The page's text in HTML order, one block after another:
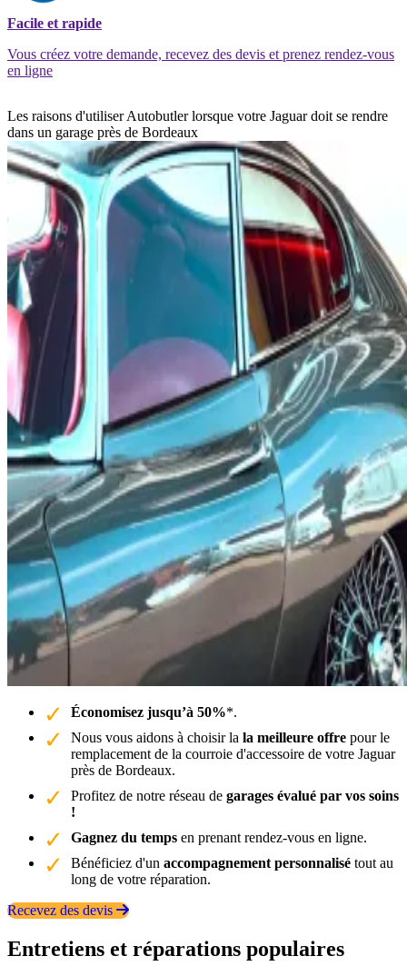
Facile et rapide
Vous créez votre demande, recevez des devis et prenez rendez-vous
en ligne
Les raisons d'utiliser Autobutler lorsque votre Jaguar doit se rendre
dans un garage près de Bordeaux
Économisez jusqu’à 50%*.
Nous vous aidons à choisir la la meilleure offre pour le
remplacement de la courroie d'accessoire de votre Jaguar
près de Bordeaux.
Profitez de notre réseau de garages évalué par vos soins
!
Gagnez du temps en prenant rendez-vous en ligne.
Bénéficiez d'un accompagnement personnalisé tout au
long de votre réparation.
Recevez des devis
Entretiens et réparations populaires